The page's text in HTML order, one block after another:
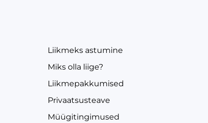
Liikmeks astumine
Miks olla liige?
Liikmepakkumised
Privaatsusteave
Müügitingimused